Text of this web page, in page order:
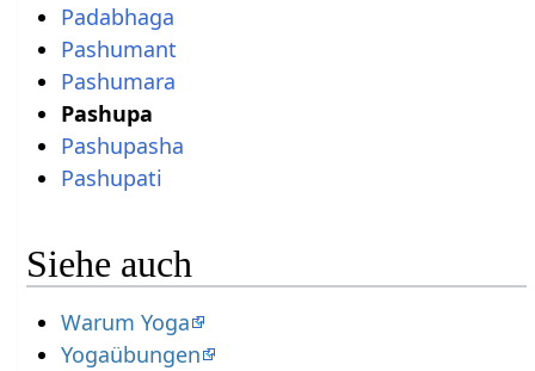
Padabhaga
Pashumant
Pashumara
Pashupa
Pashupasha
Pashupati
Siehe auch
Warum Yoga
Yogaübungen